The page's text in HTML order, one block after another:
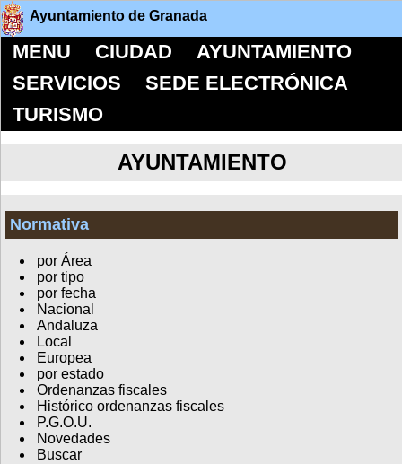
Ayuntamiento de Granada
MENU CIUDAD
AYUNTAMIENTO
SERVICIOS
SEDE ELECTRÓNICA
TURISMO
AYUNTAMIENTO
Normativa
por Área
por tipo
por fecha
Nacional
Andaluza
Local
Europea
por estado
Ordenanzas fiscales
Histórico ordenanzas fiscales
P.G.O.U.
Novedades
Buscar